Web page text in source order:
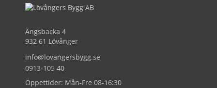
Ängsbacka 4
932 61 Lövånger
info@lovangersbygg.se
0913-105 40
Öppettider: Mån-Fre 08-16:30